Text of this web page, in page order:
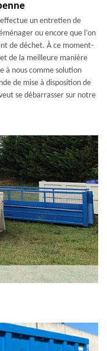
effectue un entretien de
ou encore que l’on
de déchet. À ce moment-
de la meilleure manière
à nous comme solution
de mise à disposition de
se débarrasser sur notre